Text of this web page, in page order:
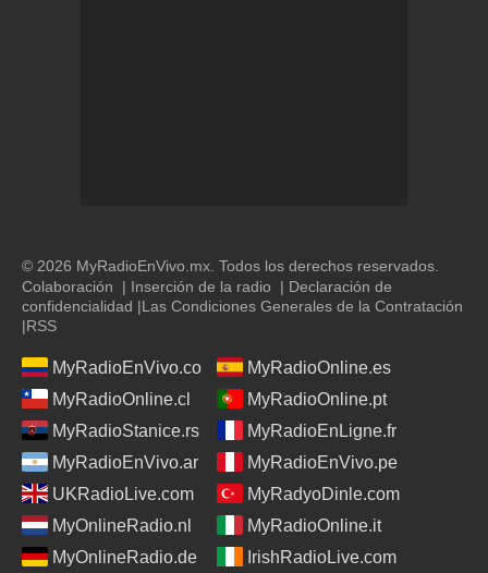
© 2026 MyRadioEnVivo.mx. Todos los derechos reservados.
Colaboración | Inserción de la radio | Declaración de
confidencialidad |Las Condiciones Generales de la Contratación
|RSS
MyRadioEnVivo.co
MyRadioOnline.es
MyRadioOnline.cl
MyRadioOnline.pt
MyRadioStanice.rs
MyRadioEnLigne.fr
MyRadioEnVivo.ar
MyRadioEnVivo.pe
UKRadioLive.com
MyRadyoDinle.com
MyOnlineRadio.nl
MyRadioOnline.it
MyOnlineRadio.de
IrishRadioLive.com